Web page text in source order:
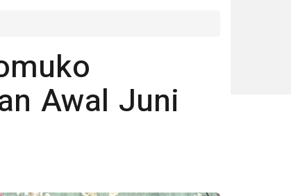
Awal Juni